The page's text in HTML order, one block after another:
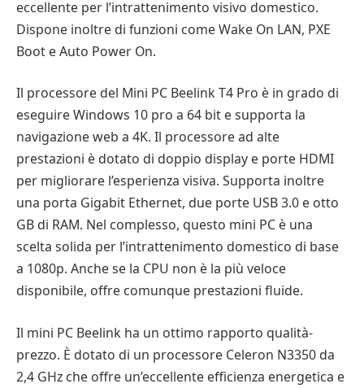
eccellente per l’intrattenimento visivo domestico.
Dispone inoltre di funzioni come Wake On LAN, PXE
Boot e Auto Power On.
Il processore del Mini PC Beelink T4 Pro è in grado di
eseguire Windows 10 pro a 64 bit e supporta la
navigazione web a 4K. Il processore ad alte
prestazioni è dotato di doppio display e porte HDMI
per migliorare l’esperienza visiva. Supporta inoltre
una porta Gigabit Ethernet, due porte USB 3.0 e otto
GB di RAM. Nel complesso, questo mini PC è una
scelta solida per l’intrattenimento domestico di base
a 1080p. Anche se la CPU non è la più veloce
disponibile, offre comunque prestazioni fluide.
Il mini PC Beelink ha un ottimo rapporto qualità-
prezzo. È dotato di un processore Celeron N3350 da
2,4 GHz che offre un’eccellente efficienza energetica e